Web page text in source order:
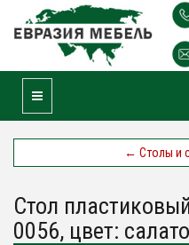
Toggle Navigation
← Столы и
Стол
0056, цвет: